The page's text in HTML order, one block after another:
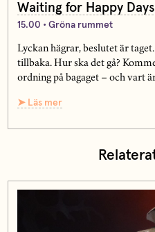
Waiting for Happy
15.00 • Gröna rummet
Lyckan hägrar, beslutet är
tillbaka. Hur ska det gå?
ordning på bagaget – och vart
➤ Läs mer